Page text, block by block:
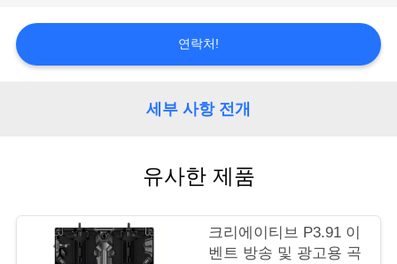
투
어
리
연락처!
세부 사항 전개
유사한 제품
크리에이티브 P3.91 이
벤트 방송 및 광고용 곡